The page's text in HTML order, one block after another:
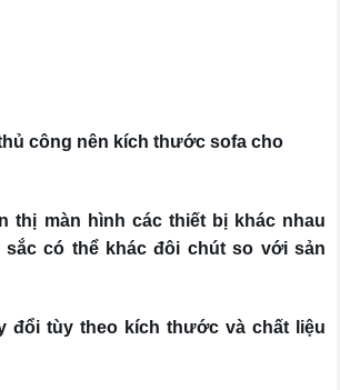
công nên kích thước sofa cho
thị màn hình các thiết bị khác nhau
sắc có thể khác đôi chút so với sản
đổi tùy theo kích thước và chất liệu